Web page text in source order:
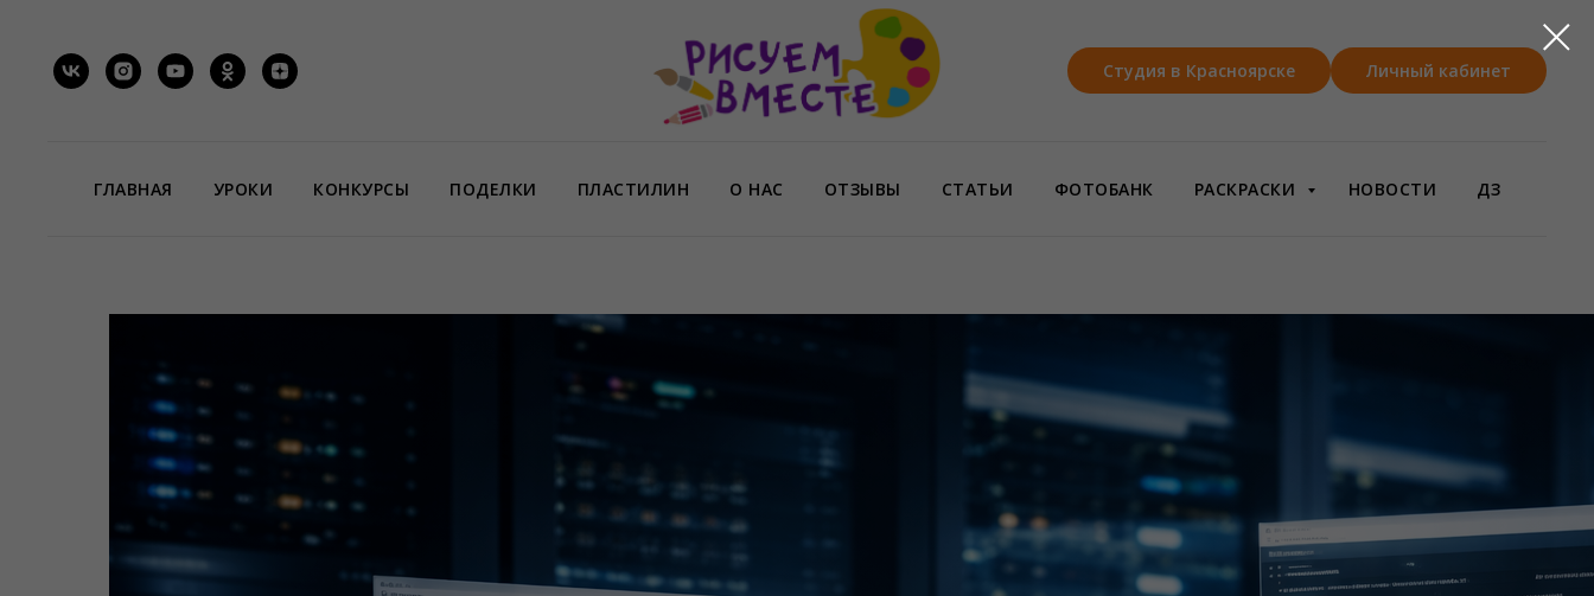
Студия в Красноярске Личный кабинет
ГЛАВНАЯ УРОКИ КОНКУРСЫ ПОДЕЛКИ ПЛАСТИЛИН О НАС ОТЗЫВЫ СТАТЬИ ФОТОБАНК РАСКРАСКИ НОВОСТИ ДЗ